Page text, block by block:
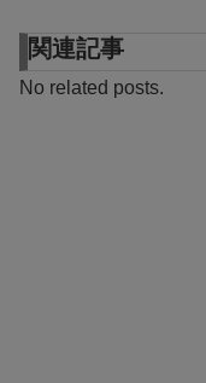
関連記事
No related posts.